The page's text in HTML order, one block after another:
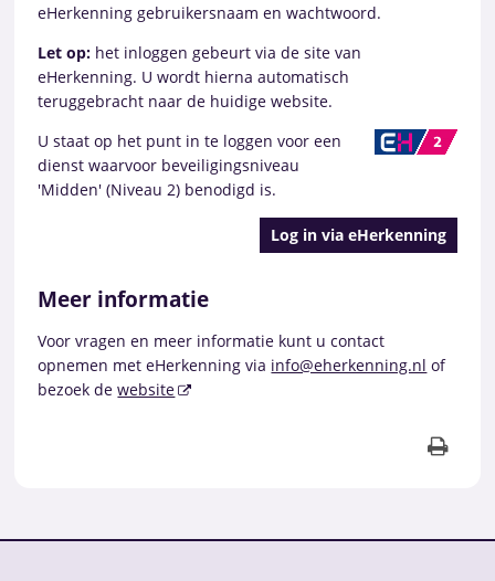
eHerkenning gebruikersnaam en wachtwoord.
Let op: het inloggen gebeurt via de site van
eHerkenning. U wordt hierna automatisch
teruggebracht naar de huidige website.
U staat op het punt in te loggen voor een
dienst waarvoor beveiligingsniveau
'Midden' (Niveau 2) benodigd is.
Meer informatie
Voor vragen en meer informatie kunt u contact
opnemen met eHerkenning via info@eherkenning.nl of
bezoek dewebsite